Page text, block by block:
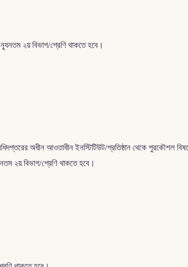
২য় বিভাগ/শ্রেণি থাকতে হবে।
অধীন আওতাধীন ইনস্টিটিউট/প্রতিষ্ঠান থেকে পুরকৌশল
২য় বিভাগ/শ্রেণি থাকতে হবে।